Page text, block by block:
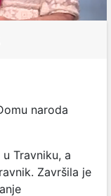
naroda
Travniku, a
Završila je